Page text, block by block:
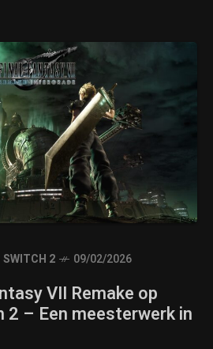
SWITCH 2 09/02/2026
VII Remake op
2 – Een meesterwerk in